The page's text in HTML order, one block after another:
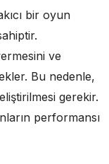
bir oyun
ve
Bu nedenle,
gerekir.
performansı